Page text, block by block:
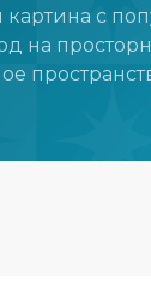
с
на